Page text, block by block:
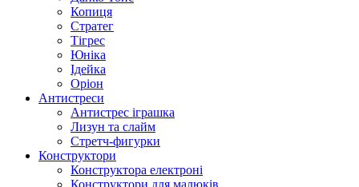
Копиця
Стратег
Тігрес
Юніка
Ідейка
Оріон
Антистреси
Антистрес іграшка
Лизун та слайм
Стретч-фигурки
Конструктори
Конструктора електроні
Конструктори для малюків